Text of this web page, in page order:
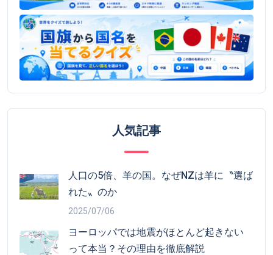
人気記事
人口の5倍、羊の国。なぜNZは羊に〝選ば
れた〟のか
2025/07/06
ヨーロッパでは地震がほとんど起きない
って本当？その理由を徹底解説